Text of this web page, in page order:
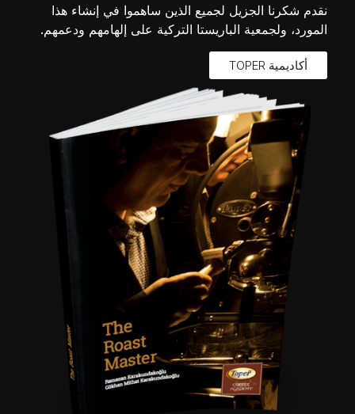
نقدم شكرنا الجزيل لجميع الذين ساهموا في إنشاء هذا
المورد، ولجمعية الباريستا التركية على إلهامهم ودعمهم.
أكاديمية TOPER